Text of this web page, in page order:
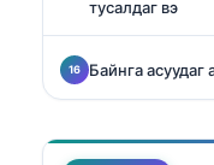
тусалдаг вэ
Байнга асуудаг